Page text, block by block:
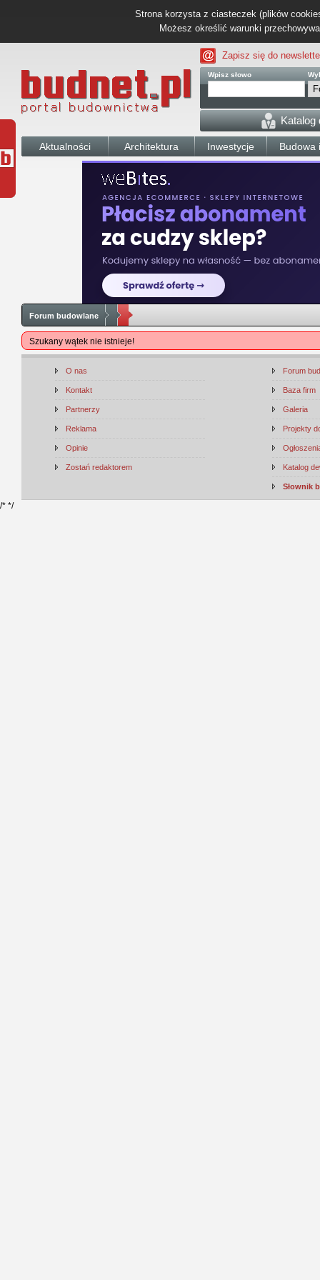
Strona korzysta z ciasteczek (plików
Możesz określić warunki
Zapisz się do
Wpisz słowo
Katalog
Aktualności Architektura Inwestycje Budowa
Forum budowlane
Szukany wątek nie istnieje!
O nas
Kontakt
Partnerzy
Reklama
Opinie
Zostań redaktorem
Forum
Baza firm
Galeria
Projekty
Katalog
Słownik
/* */